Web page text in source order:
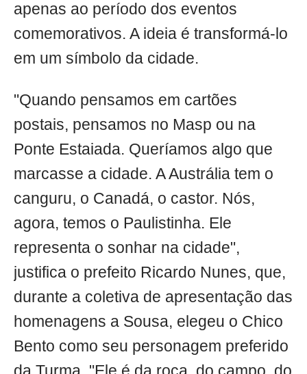
apenas ao período dos eventos
comemorativos. A ideia é transformá-lo
em um símbolo da cidade.
"Quando pensamos em cartões
postais, pensamos no Masp ou na
Ponte Estaiada. Queríamos algo que
marcasse a cidade. A Austrália tem o
canguru, o Canadá, o castor. Nós,
agora, temos o Paulistinha. Ele
representa o sonhar na cidade",
justifica o prefeito Ricardo Nunes, que,
durante a coletiva de apresentação das
homenagens a Sousa, elegeu o Chico
Bento como seu personagem preferido